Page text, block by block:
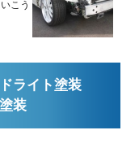
こう
ライト塗装
装